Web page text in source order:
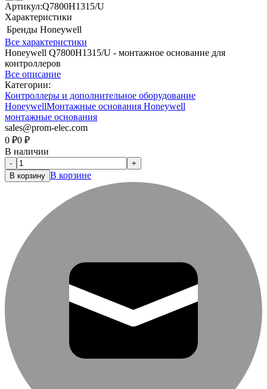
Артикул:Q7800H1315/U
Характеристики
Бренды Honeywell
Все характеристики
Honeywell Q7800H1315/U - монтажное основание для
контроллеров
Все описание
Категории:
Контроллеры и дополнительное оборудование
HoneywellМонтажные основания Honeywell
монтажные основания
sales@prom-elec.com
0 ₽0 ₽
В наличии
-
+
В корзину В корзине